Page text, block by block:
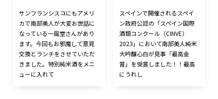
サンフランシスコにもアメリ
カで南部美人が大変お世話に
なっている一風堂さんがあり
ます。今回もお邪魔して意見
交換とランチをさせていただ
きました。特別純米酒をメニ
ューに入れて
スペインで開催されるスペイ
ン政府公認の「スペイン国際
酒類コンクール（CINVE）
2023」において南部美人純米
大吟醸心白が見事「最高金
賞」を受賞しました！！最高
にうれし